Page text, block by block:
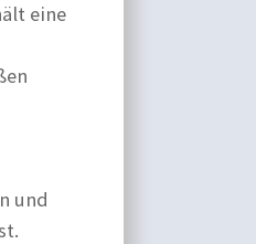
eine
und